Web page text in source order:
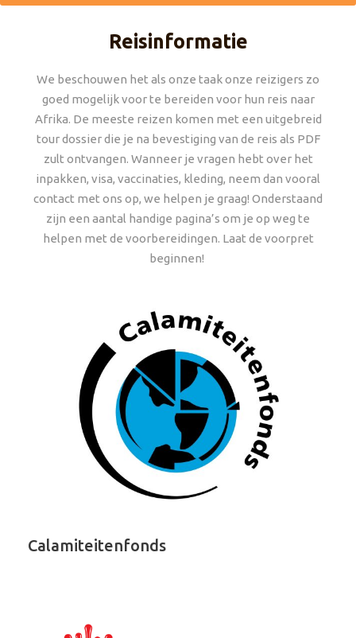
Reisinformatie
We beschouwen het als onze taak onze reizigers zo
goed mogelijk voor te bereiden voor hun reis naar
Afrika. De meeste reizen komen met een uitgebreid
tour dossier die je na bevestiging van de reis als PDF
zult ontvangen. Wanneer je vragen hebt over het
inpakken, visa, vaccinaties, kleding, neem dan vooral
contact met ons op, we helpen je graag! Onderstaand
zijn een aantal handige pagina’s om je op weg te
helpen met de voorbereidingen. Laat de voorpret
beginnen!
Calamiteitenfonds